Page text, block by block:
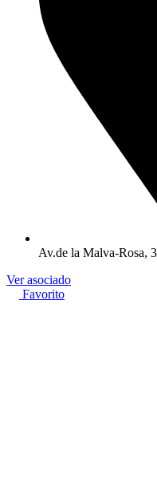
Av.de la Malva-Rosa,
Ver asociado
Favorito